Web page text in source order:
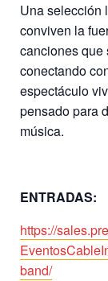
Una selección
conviven la
canciones que
conectando
espectáculo
pensado para
música.
ENTRADAS:
https://
band/